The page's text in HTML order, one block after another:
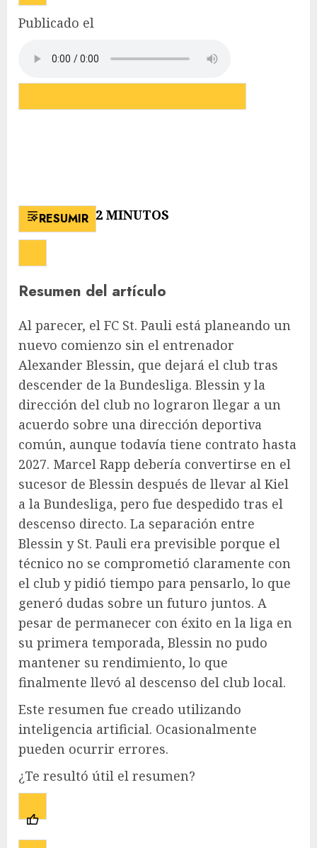
Publicado el
2 MINUTOS
RESUMIR
Resumen del artículo
Al parecer, el FC St. Pauli está planeando un
nuevo comienzo sin el entrenador
Alexander Blessin, que dejará el club tras
descender de la Bundesliga. Blessin y la
dirección del club no lograron llegar a un
acuerdo sobre una dirección deportiva
común, aunque todavía tiene contrato hasta
2027. Marcel Rapp debería convertirse en el
sucesor de Blessin después de llevar al Kiel
a la Bundesliga, pero fue despedido tras el
descenso directo. La separación entre
Blessin y St. Pauli era previsible porque el
técnico no se comprometió claramente con
el club y pidió tiempo para pensarlo, lo que
generó dudas sobre un futuro juntos. A
pesar de permanecer con éxito en la liga en
su primera temporada, Blessin no pudo
mantener su rendimiento, lo que
finalmente llevó al descenso del club local.
Este resumen fue creado utilizando
inteligencia artificial. Ocasionalmente
pueden ocurrir errores.
¿Te resultó útil el resumen?